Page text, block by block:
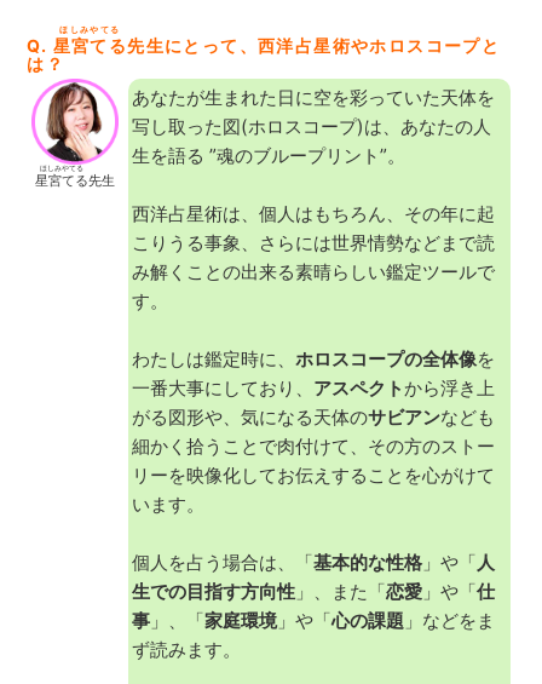
Q. 星宮てる
ほしみやてる
先生にとって、西洋占星術やホロスコープと
は？
星宮てる
ほしみやてる
先生
あなたが生まれた日に空を彩っていた天体を
写し取った図(ホロスコープ)は、あなたの人
生を語る ”魂のブループリント”。
西洋占星術は、個人はもちろん、その年に起
こりうる事象、さらには世界情勢などまで読
み解くことの出来る素晴らしい鑑定ツールで
す。
わたしは鑑定時に、ホロスコープの全体像を
一番大事にしており、 アスペクトから浮き上
がる図形や、気になる天体のサビアンなども
細かく拾うことで肉付けて、その方のストー
リーを映像化してお伝えすることを心がけて
います。
個人を占う場合は、「基本的な性格 」や「人
生での目指す方向性 」、また「恋愛 」や「仕
事 」、「家庭環境」や「心の課題 」などをま
ず読みます。